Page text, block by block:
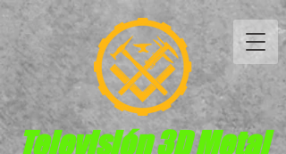
Televisión 3DMetal